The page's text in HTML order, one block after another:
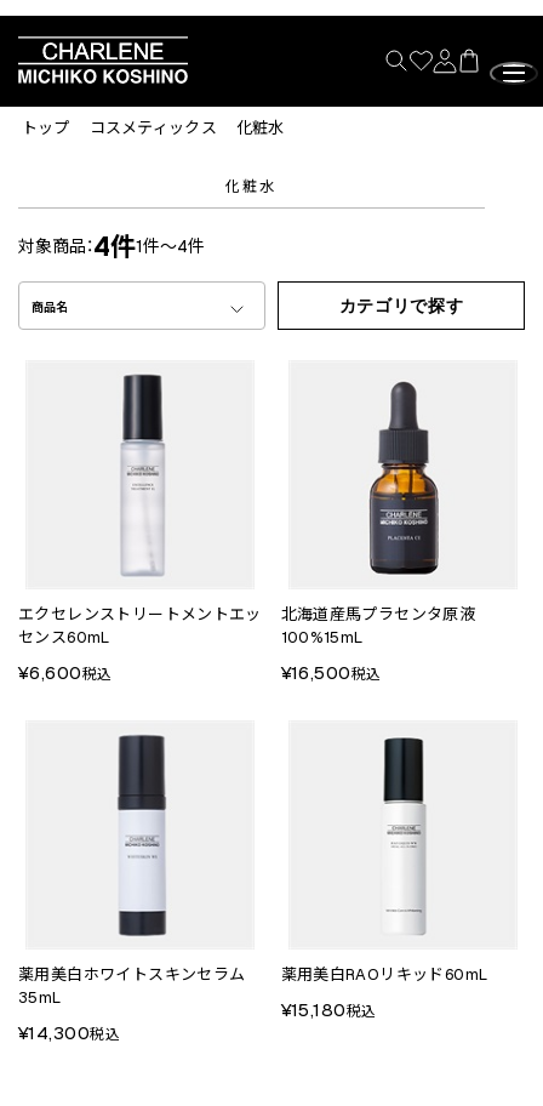
トップ コスメティックス 化粧水
化粧水
対象商品：4件1件～4件
商品名 カテゴリで探す
エクセレンストリートメントエッ
センス60mL
¥6,600税込
北海道産馬プラセンタ原液
100%15mL
¥16,500税込
薬用美白ホワイトスキンセラム
35mL
¥14,300税込
薬用美白RAOリキッド60mL
¥15,180税込